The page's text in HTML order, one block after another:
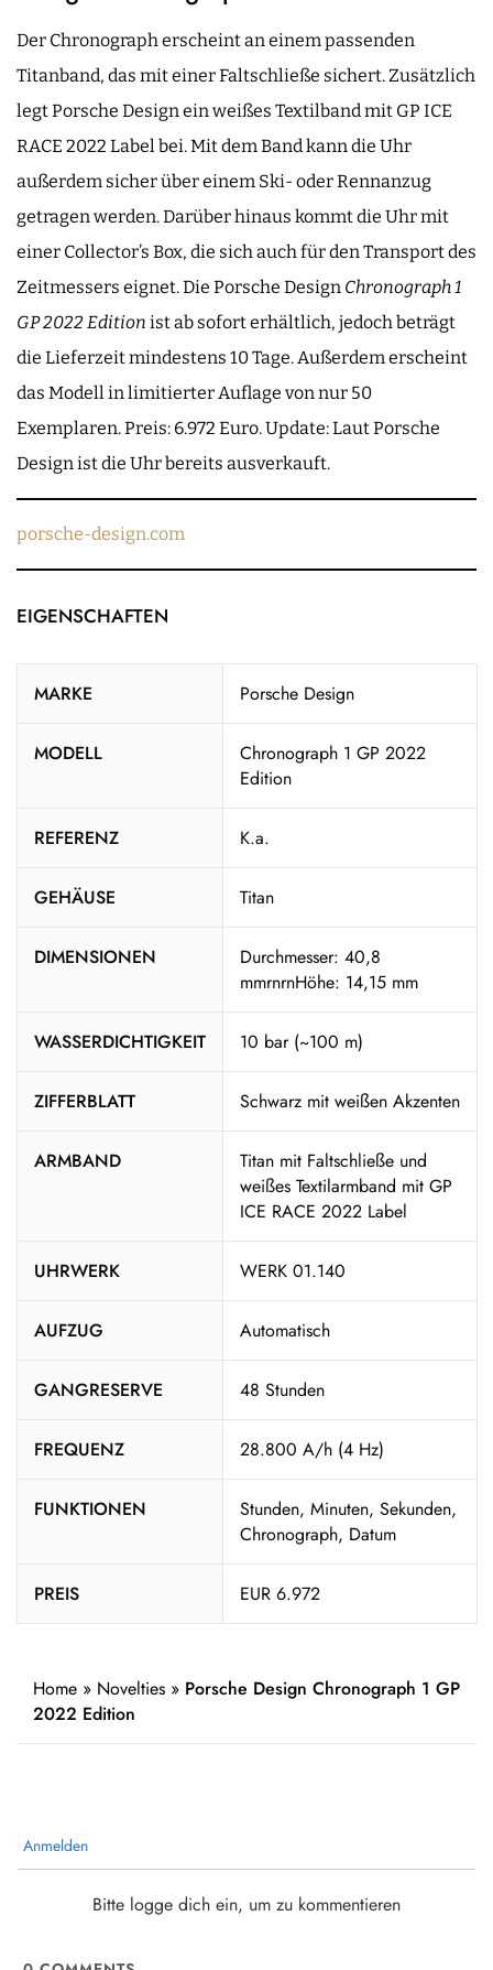
Der Chronograph erscheint an einem passenden
Titanband, das mit einer Faltschließe sichert. Zusätzlich
legt Porsche Design ein weißes Textilband mit GP ICE
RACE 2022 Label bei. Mit dem Band kann die Uhr
außerdem sicher über einem Ski- oder Rennanzug
getragen werden. Darüber hinaus kommt die Uhr mit
einer Collector’s Box, die sich auch für den Transport des
Zeitmessers eignet. Die Porsche Design Chronograph 1
GP 2022 Edition ist ab sofort erhältlich, jedoch beträgt
die Lieferzeit mindestens 10 Tage. Außerdem erscheint
das Modell in limitierter Auflage von nur 50
Exemplaren. Preis: 6.972 Euro. Update: Laut Porsche
Design ist die Uhr bereits ausverkauft.
porsche-design.com
EIGENSCHAFTEN
MARKE Porsche Design
MODELL
Chronograph 1 GP 2022
Edition
REFERENZ K.a.
GEHÄUSE Titan
DIMENSIONEN
Durchmesser: 40,8
mmrnrnHöhe: 14,15 mm
WASSERDICHTIGKEIT 10 bar (~100 m)
ZIFFERBLATT Schwarz mit weißen Akzenten
ARMBAND
Titan mit Faltschließe und
weißes Textilarmband mit GP
ICE RACE 2022 Label
UHRWERK WERK 01.140
AUFZUG Automatisch
GANGRESERVE 48 Stunden
FREQUENZ 28.800 A/h (4 Hz)
FUNKTIONEN
Stunden, Minuten, Sekunden,
Chronograph, Datum
PREIS EUR 6.972
Home » Novelties » Porsche Design Chronograph 1 GP
2022 Edition
Anmelden
Bitte logge dich ein, um zu kommentieren